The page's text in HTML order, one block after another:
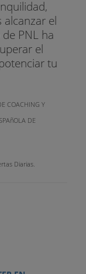
el
PNL ha
el
tu
COACHING Y
DE
Diarias.